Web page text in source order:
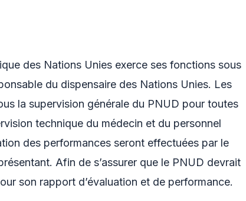
des Nations Unies exerce ses fonctions sous
du dispensaire des Nations Unies. Les
la supervision générale du PNUD pour toutes
technique du médecin et du personnel
des performances seront effectuées par le
Afin de s’assurer que le PNUD devrait
son rapport d’évaluation et de performance.